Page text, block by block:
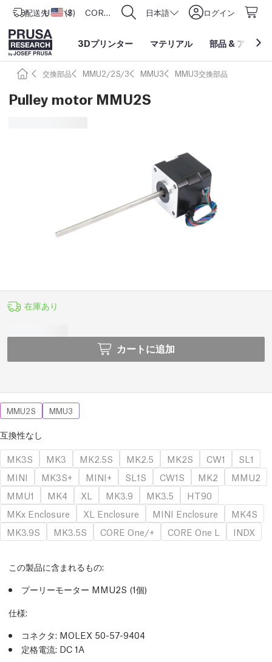
配送先 アメリカ合衆国
USD ($) CORE One L: Now In Stock! 日本語 ログイン
3Dプリンター マテリアル 部品 & アクセ
交換部品 MMU2/2S/3 MMU3 MMU3交換部品
Pulley motor MMU2S
在庫あり
カートに追加
MMU2S MMU3
互換性なし
MK3S
MK3 MK2.5S MK2.5 MK2S CW1
SL1
MINI
MK3S+ MINI+ SL1S CW1S MK2
MMU2
MMU1
MK4 XL MK3.9 MK3.5
HT90
MKx Enclosure
XL Enclosure MINI Enclosure
MK4S
MK3.9S
MK3.5S CORE One/+ CORE One L INDX
この製品に含まれるもの:
プーリーモーター MMU2S (1個)
仕様:
コネクタ: MOLEX 50-57-9404
定格電流: DC 1A